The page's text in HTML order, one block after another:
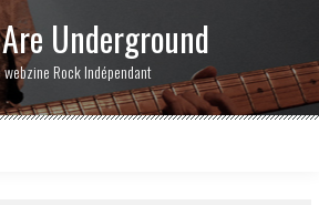
Underground
webzine Rock Indépendant